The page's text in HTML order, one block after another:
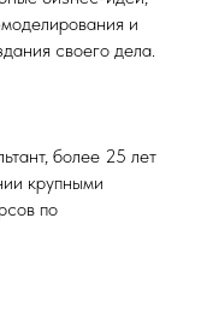
и
своего дела.
более 25 лет
крупными
по